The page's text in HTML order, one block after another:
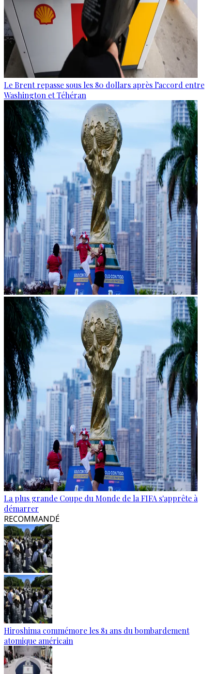
Le Brent repasse sous les 80 dollars après l’accord entre
Washington et Téhéran
La plus grande Coupe du Monde de la FIFA s'apprête à
démarrer
RECOMMANDÉ
Hiroshima commémore les 81 ans du bombardement
atomique américain